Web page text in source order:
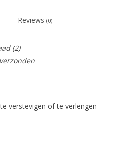
Reviews (0)
(2)
verstevigen of te verlengen